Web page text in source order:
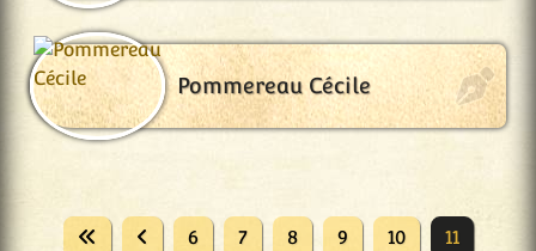
Pommereau Cécile
6 7 8 9 10 11